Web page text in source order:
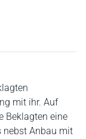
mit ihr. Auf
Beklagten eine
nebst Anbau mit